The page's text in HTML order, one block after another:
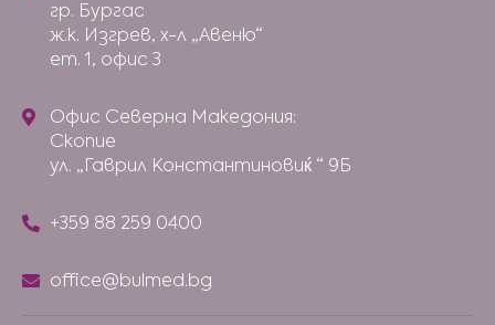
гр. Бургас
ж.к. Изгрев, х-л „Авеню“
ет. 1, офис 3
Офис Северна Македония:
Скопие
ул. „Гаврил Константиновиќ “ 9Б
+359 88 259 0400
office@bulmed.bg